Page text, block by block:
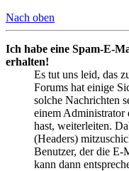
Nach oben
Ich habe eine Spam-E-
erhalten!
Es tut uns leid, das
Forums hat einige
solche Nachrichten
einem Administrator
hast, weiterleiten.
(Headers)
Benutzer, der die
kann dann